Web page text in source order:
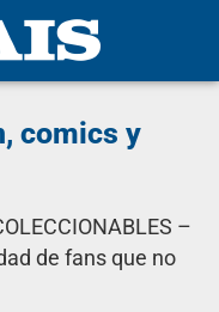
comics y
–
de fans que no